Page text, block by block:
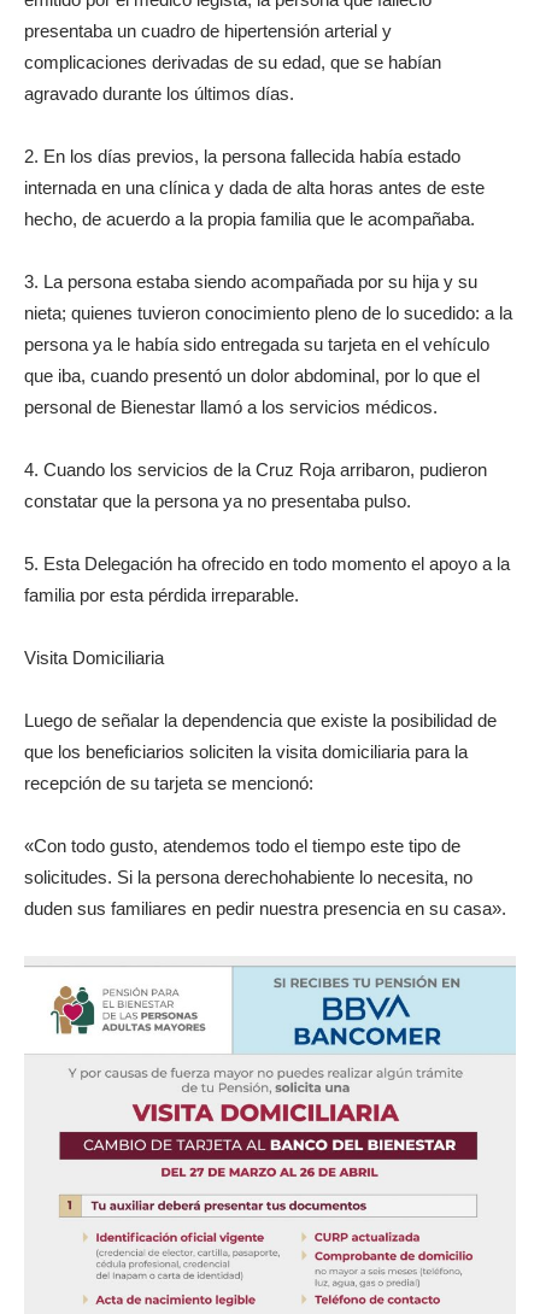
presentaba un cuadro de hipertensión arterial y
complicaciones derivadas de su edad, que se habían
agravado durante los últimos días.
2. En los días previos, la persona fallecida había estado
internada en una clínica y dada de alta horas antes de este
hecho, de acuerdo a la propia familia que le acompañaba.
3. La persona estaba siendo acompañada por su hija y su
nieta; quienes tuvieron conocimiento pleno de lo sucedido: a la
persona ya le había sido entregada su tarjeta en el vehículo
que iba, cuando presentó un dolor abdominal, por lo que el
personal de Bienestar llamó a los servicios médicos.
4. Cuando los servicios de la Cruz Roja arribaron, pudieron
constatar que la persona ya no presentaba pulso.
5. Esta Delegación ha ofrecido en todo momento el apoyo a la
familia por esta pérdida irreparable.
Visita Domiciliaria
Luego de señalar la dependencia que existe la posibilidad de
que los beneficiarios soliciten la visita domiciliaria para la
recepción de su tarjeta se mencionó:
«Con todo gusto, atendemos todo el tiempo este tipo de
solicitudes. Si la persona derechohabiente lo necesita, no
duden sus familiares en pedir nuestra presencia en su casa».